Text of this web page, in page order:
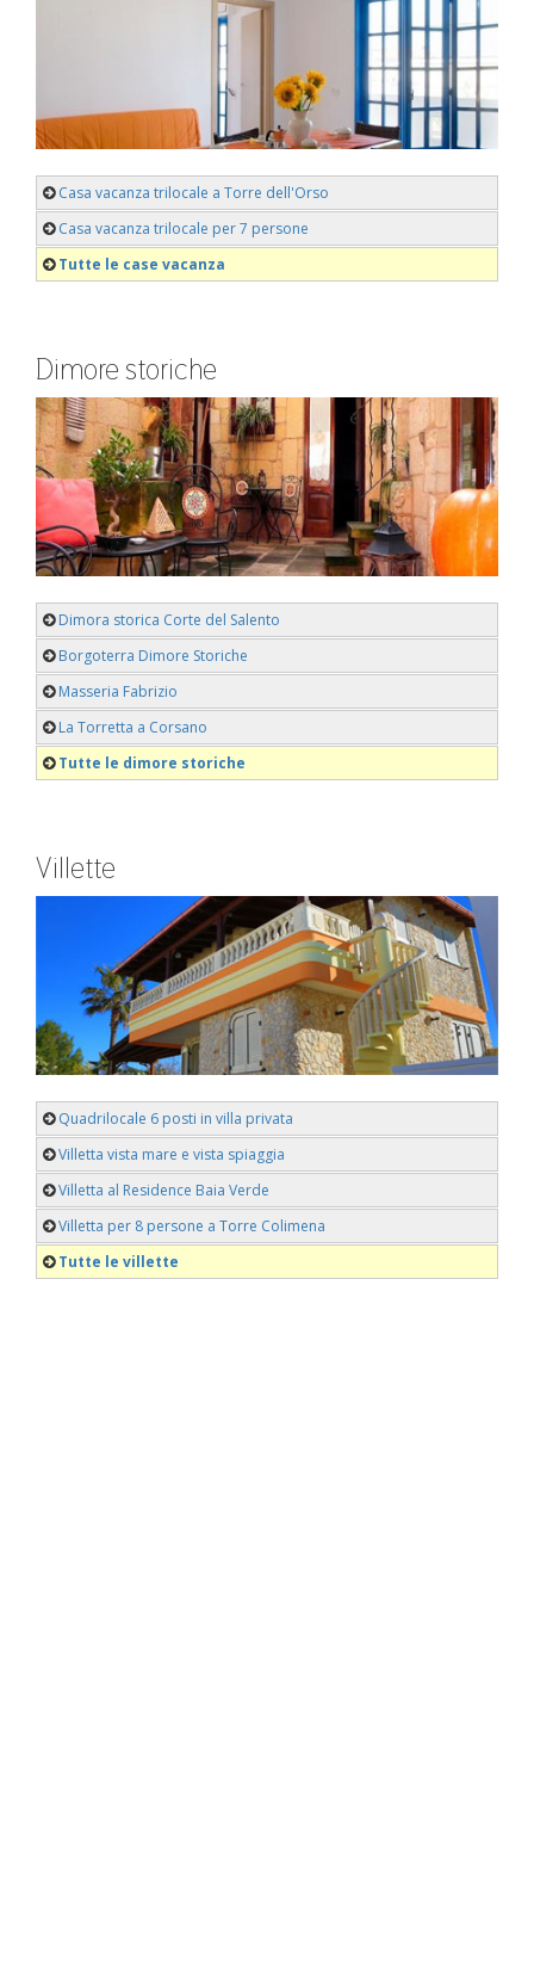
Casa vacanza trilocale a Torre dell'Orso
Casa vacanza trilocale per 7 persone
Tutte le case vacanza
Dimore storiche
Dimora storica Corte del Salento
Borgoterra Dimore Storiche
Masseria Fabrizio
La Torretta a Corsano
Tutte le dimore storiche
Villette
Quadrilocale 6 posti in villa privata
Villetta vista mare e vista spiaggia
Villetta al Residence Baia Verde
Villetta per 8 persone a Torre Colimena
Tutte le villette